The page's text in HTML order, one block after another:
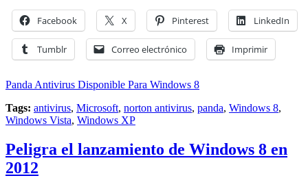
Facebook X Pinterest LinkedIn
Tumblr Correo electrónico Imprimir
Panda Antivirus Disponible Para Windows 8
Tags: antivirus, Microsoft, norton antivirus, panda, Windows 8,
Windows Vista, Windows XP
Peligra el lanzamiento de Windows 8 en
2012